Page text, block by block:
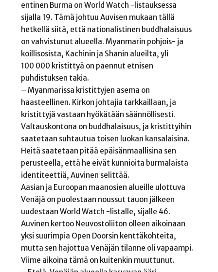
entinen Burma on World Watch -listauksessa
sijalla 19. Tämä johtuu Auvisen mukaan tällä
hetkellä siitä, että nationalistinen buddhalaisuus
on vahvistunut alueella. Myanmarin pohjois- ja
koillis­osista, Kachinin ja Shanin alueilta, yli
100 000 kristittyä on paennut etnisen
puhdistuksen takia.
– Myanmarissa kristittyjen asema on
haasteellinen. Kirkon johtajia tarkkaillaan, ja
kristittyjä vastaan hyökätään säännöllisesti.
Valtauskontona on buddhalaisuus, ja kristittyihin
saatetaan suhtautua toisen luokan kansalaisina.
Heitä saatetaan pitää epäisänmaallisina sen
perusteella, että he eivät kunnioita burmalaista
identiteettiä, Auvinen selittää.
Aasian ja Euroopan maanosien alueille ulottuva
Venäjä on puolestaan noussut tauon jälkeen
uudestaan World Watch -listalle, sijalle 46.
Auvinen kertoo Neuvostoliiton olleen aikoinaan
yksi suurimpia Open Doorsin kenttäkohteita,
mutta sen hajottua Venäjän tilanne oli vapaampi.
Viime aikoina tämä on kuitenkin muuttunut.